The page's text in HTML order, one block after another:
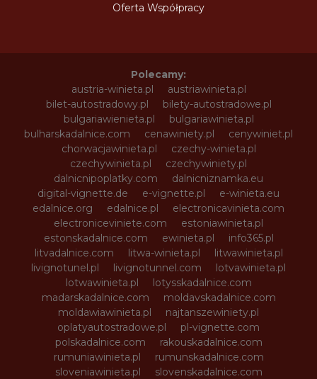
Oferta Współpracy
Polecamy:
austria-winieta.pl
austriawinieta.pl
bilet-autostradowy.pl
bilety-autostradowe.pl
bulgariawienieta.pl
bulgariawinieta.pl
bulharskadalnice.com
cenawiniety.pl
cenywiniet.pl
chorwacjawinieta.pl
czechy-winieta.pl
czechywinieta.pl
czechywiniety.pl
dalnicnipoplatky.com
dalnicniznamka.eu
digital-vignette.de
e-vignette.pl
e-winieta.eu
edalnice.org
edalnice.pl
electronicavinieta.com
electroniceviniete.com
estoniawinieta.pl
estonskadalnice.com
ewinieta.pl
info365.pl
litvadalnice.com
litwa-winieta.pl
litwawinieta.pl
livignotunel.pl
livignotunnel.com
lotvawinieta.pl
lotwawinieta.pl
lotysskadalnice.com
madarskadalnice.com
moldavskadalnice.com
moldawiawinieta.pl
najtanszewiniety.pl
oplatyautostradowe.pl
pl-vignette.com
polskadalnice.com
rakouskadalnice.com
rumuniawinieta.pl
rumunskadalnice.com
sloveniawinieta.pl
slovenskadalnice.com